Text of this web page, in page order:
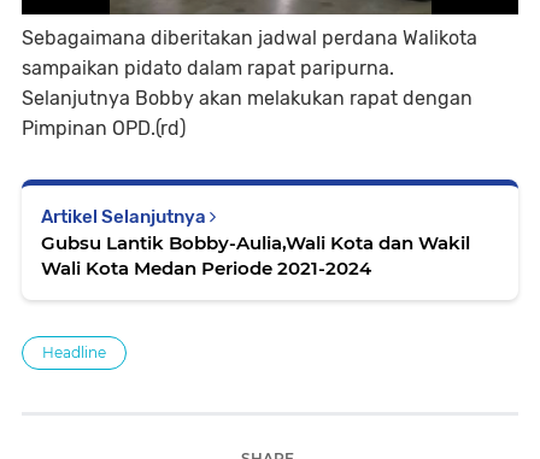
Sebagaimana diberitakan jadwal perdana Walikota
sampaikan pidato dalam rapat paripurna.
Selanjutnya Bobby akan melakukan rapat dengan
Pimpinan OPD.(rd)
Artikel Selanjutnya
Gubsu Lantik Bobby-Aulia,Wali Kota dan Wakil
Wali Kota Medan Periode 2021-2024
Headline